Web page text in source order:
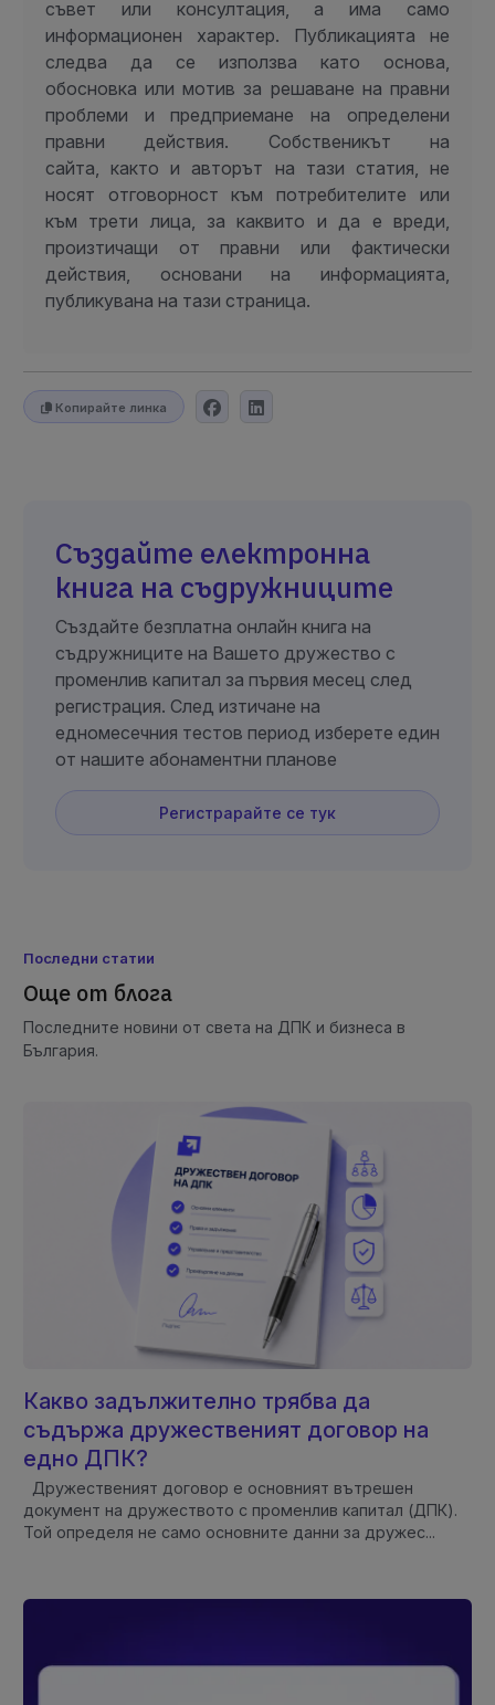
съвет или консултация, а има само
информационен характер. Публикацията не
следва да се използва като основа,
обосновка или мотив за решаване на правни
проблеми и предприемане на определени
правни действия. Собственикът на
сайта, както и авторът на тази статия, не
носят отговорност към потребителите или
към трети лица, за каквито и да е вреди,
произтичащи от правни или фактически
действия, основани на информацията,
публикувана на тази страница.
Копирайте линка
Създайте електронна
книга на съдружниците
Създайте безплатна онлайн книга на
съдружниците на Вашето дружество с
променлив капитал за първия месец след
регистрация. След изтичане на
едномесечния тестов период изберете един
от нашите абонаментни планове
Регистрарайте се тук
Последни статии
Още от блога
Последните новини от света на ДПК и бизнеса в
България.
Какво задължително трябва да
съдържа дружественият договор на
едно ДПК?
Дружественият договор е основният вътрешен
документ на дружеството с променлив капитал (ДПК).
Той определя не само основните данни за дружес...